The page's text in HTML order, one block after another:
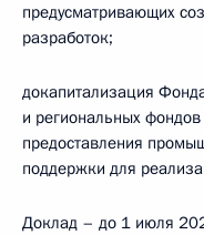
предусматривающих
разработок;
докапитализация
и региональных
предоставления
поддержки для
Доклад – до 1 июля